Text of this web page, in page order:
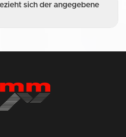
sich der angegebene